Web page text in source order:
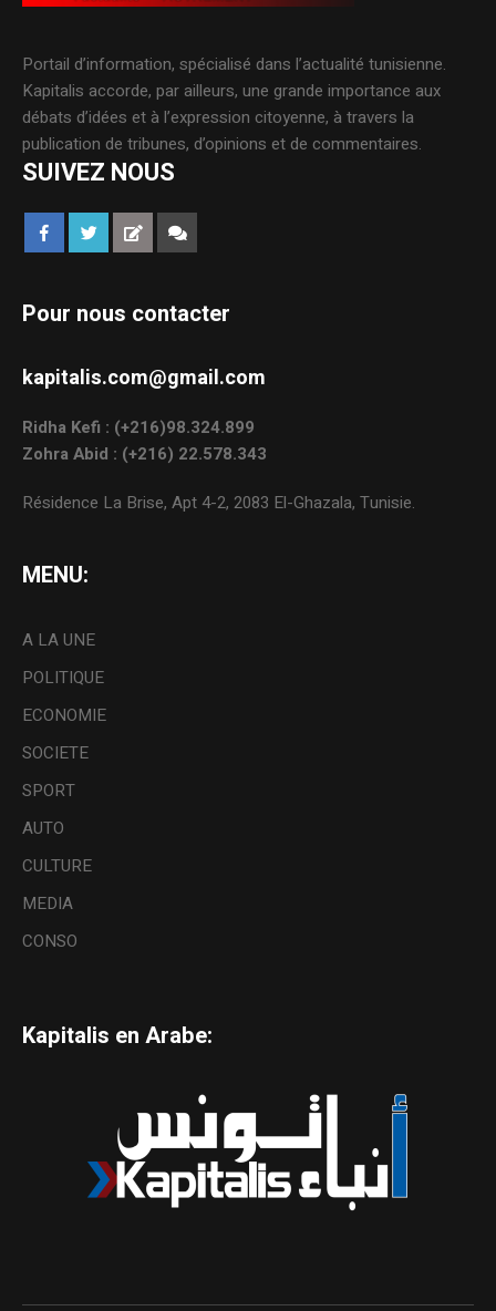
Portail d’information, spécialisé dans l’actualité tunisienne.
Kapitalis accorde, par ailleurs, une grande importance aux
débats d’idées et à l’expression citoyenne, à travers la
publication de tribunes, d’opinions et de commentaires.
SUIVEZ NOUS
Pour nous contacter
kapitalis.com@gmail.com
Ridha Kefi : (+216)98.324.899
Zohra Abid : (+216) 22.578.343
Résidence La Brise, Apt 4-2, 2083 El-Ghazala, Tunisie.
MENU:
A LA UNE
POLITIQUE
ECONOMIE
SOCIETE
SPORT
AUTO
CULTURE
MEDIA
CONSO
Kapitalis en Arabe: